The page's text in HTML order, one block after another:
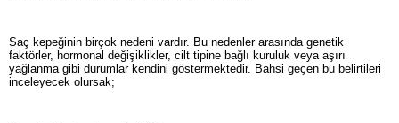
Saç kepeğinin birçok nedeni vardır. Bu nedenler arasında genetik
faktörler, hormonal değişiklikler, cilt tipine bağlı kuruluk veya aşırı
yağlanma gibi durumlar kendini göstermektedir. Bahsi geçen bu belirtileri
inceleyecek olursak;